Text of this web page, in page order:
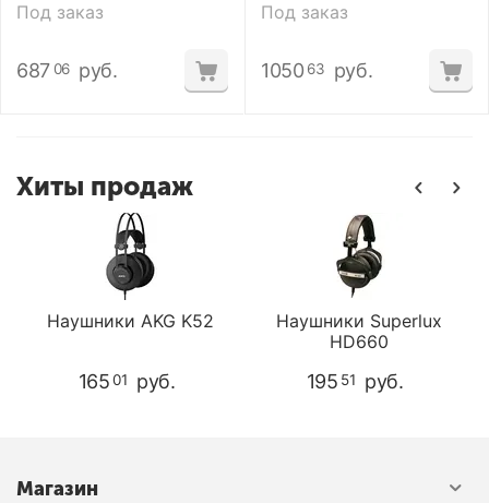
Под заказ
687 06 руб.
Под заказ
1050 63 руб.
Хиты продаж
Наушники AKG K52
165 01 руб.
Наушники Superlux
HD660
195 51 руб.
Магазин